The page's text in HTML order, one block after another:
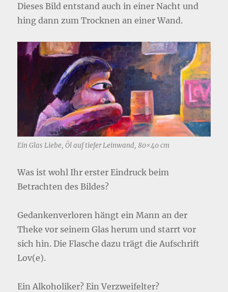
Dieses Bild entstand auch in einer Nacht und
hing dann zum Trocknen an einer Wand.
Ein Glas Liebe, Öl auf tiefer Leinwand, 80×40 cm
Was ist wohl Ihr erster Eindruck beim
Betrachten des Bildes?
Gedankenverloren hängt ein Mann an der
Theke vor seinem Glas herum und starrt vor
sich hin. Die Flasche dazu trägt die Aufschrift
Lov(e).
Ein Alkoholiker? Ein Verzweifelter?